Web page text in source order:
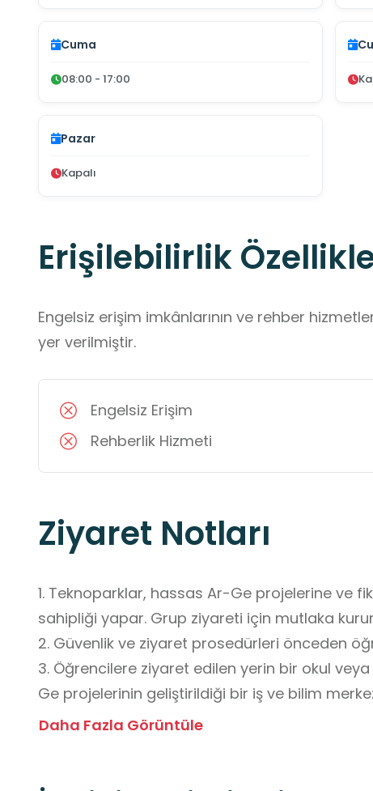
Cuma
08:00 - 17:00
Pazar
Kapalı
Erişilebilirlik
Engelsiz erişim imkânlarının ve rehber
yer verilmiştir.
Engelsiz Erişim
Rehberlik Hizmeti
Ziyaret Notları
1. Teknoparklar, hassas Ar-Ge projelerine ve
sahipliği yapar. Grup ziyareti için mutlaka
2. Güvenlik ve ziyaret prosedürleri önceden
3. Öğrencilere ziyaret edilen yerin bir okul
Ge projelerinin geliştirildiği bir iş ve bilim
4. Görülen projelere ve duyulan bilgilere
Daha Fazla Görüntüle